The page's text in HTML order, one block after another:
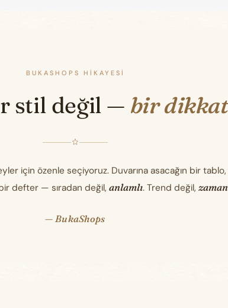
BUKASHOPS HIKAYESI
stil değil — bir
için özenle seçiyoruz. Duvarına asacağın bir tablo,
defter — sıradan değil, anlamlı. Trend değil,
— BukaShops